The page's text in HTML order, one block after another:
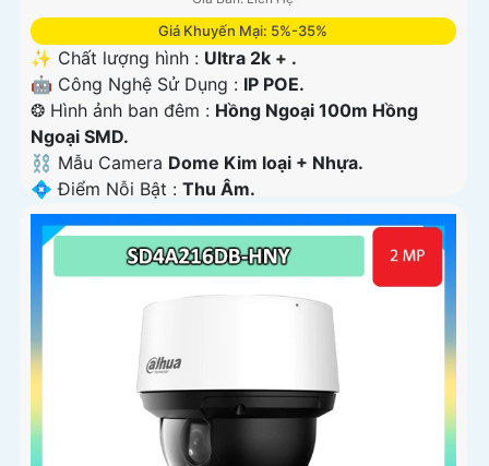
Giá Khuyến Mại: 5%-35%
✨ Chất lượng hình : Ultra 2k + .
🤖️ Công Nghệ Sử Dụng : IP POE.
❂ Hình ảnh ban đêm : Hồng Ngoại 100m Hồng
Ngoại SMD.
⛓ Mẫu Camera Dome Kim loại + Nhựa.
️💠 Điểm Nỗi Bật : Thu Âm.